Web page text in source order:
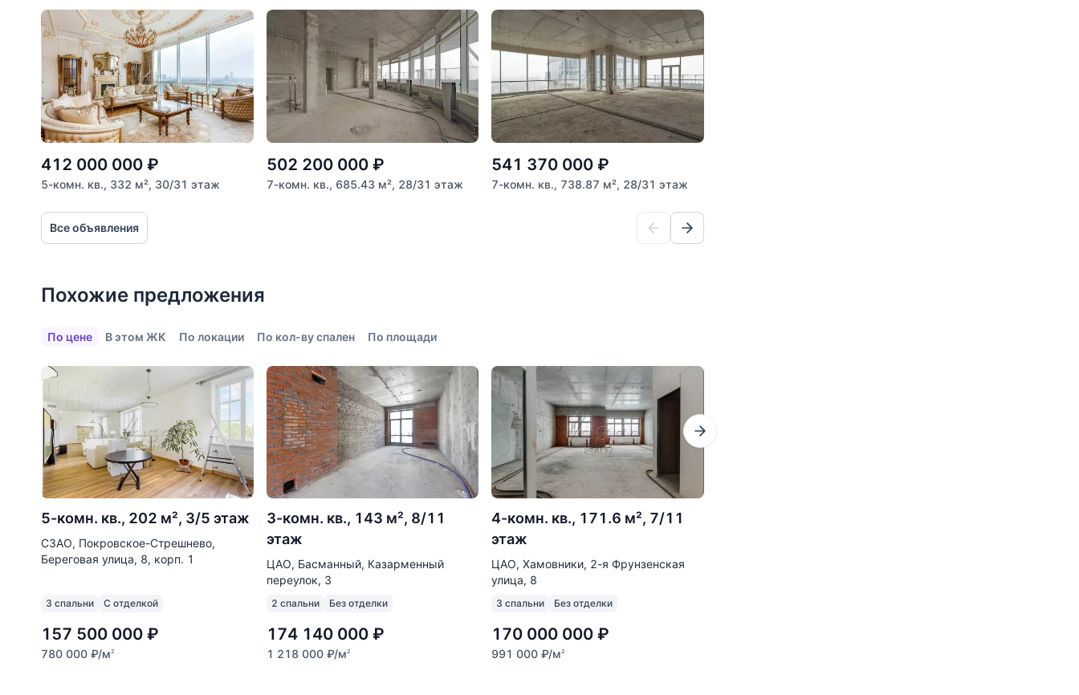
До 2000 метров
Школы
Детские клубы
Детские сады
Поликлиники
Больницы
Салоны красоты
Торговые центры
Фитнесы
Все объекты
412 000 000 ₽
5-комн. кв., 332 м², 30/31 этаж
502 200 000 ₽
7-комн. кв., 685.43 м², 28/31 этаж
541 370 000 ₽
7-комн. кв., 738.87 м², 28/31 этаж
Все объявления
Похожие предложения
По цене В этом ЖК По локации По кол-ву спален По площади
5-комн. кв., 202 м², 3/5 этаж
СЗАО, Покровское-Стрешнево,
Береговая улица, 8, корп. 1
3 спальни С отделкой
157 500 000 ₽
780 000 ₽/м2
3-комн. кв., 143 м², 8/11
этаж
ЦАО, Басманный, Казарменный
переулок, 3
2 спальни Без отделки
174 140 000 ₽
1 218 000 ₽/м2
4-комн. кв., 171.6 м², 7/11
этаж
ЦАО, Хамовники, 2-я Фрунзенская
улица, 8
3 спальни Без отделки
170 000 000 ₽
991 000 ₽/м2